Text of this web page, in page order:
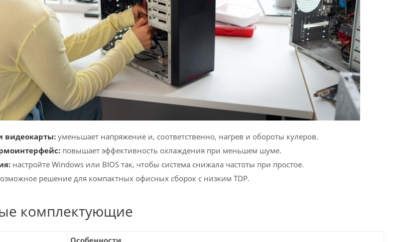
видеокарты: уменьшает напряжение и, соответственно, нагрев и обороты кулеров.
повышает эффективность охлаждения при меньшем шуме.
настройте Windows или BIOS так, чтобы система снижала частоты при простое.
решение для компактных офисных сборок с низким TDP.
комплектующие
Особенности